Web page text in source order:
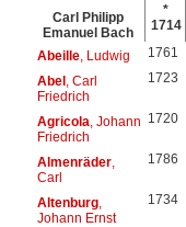
Carl Philipp
Emanuel Bach
*
1714
Abeille, Ludwig 1761
Abel, Carl
Friedrich
1723
Agricola , Johann
Friedrich
1720
Almenräder,
Carl
1786
Altenburg,
Johann Ernst
1734